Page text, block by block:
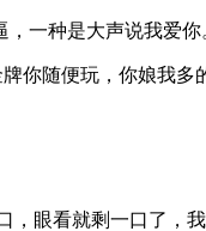
一种是大声说我爱你
你随便玩，你娘我多
眼看就剩一口了，